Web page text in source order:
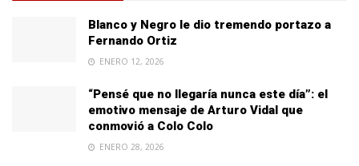
Blanco y Negro le dio tremendo portazo a
Fernando Ortiz
ENERO 12, 2026
“Pensé que no llegaría nunca este día”: el
emotivo mensaje de Arturo Vidal que
conmovió a Colo Colo
ENERO 28, 2026